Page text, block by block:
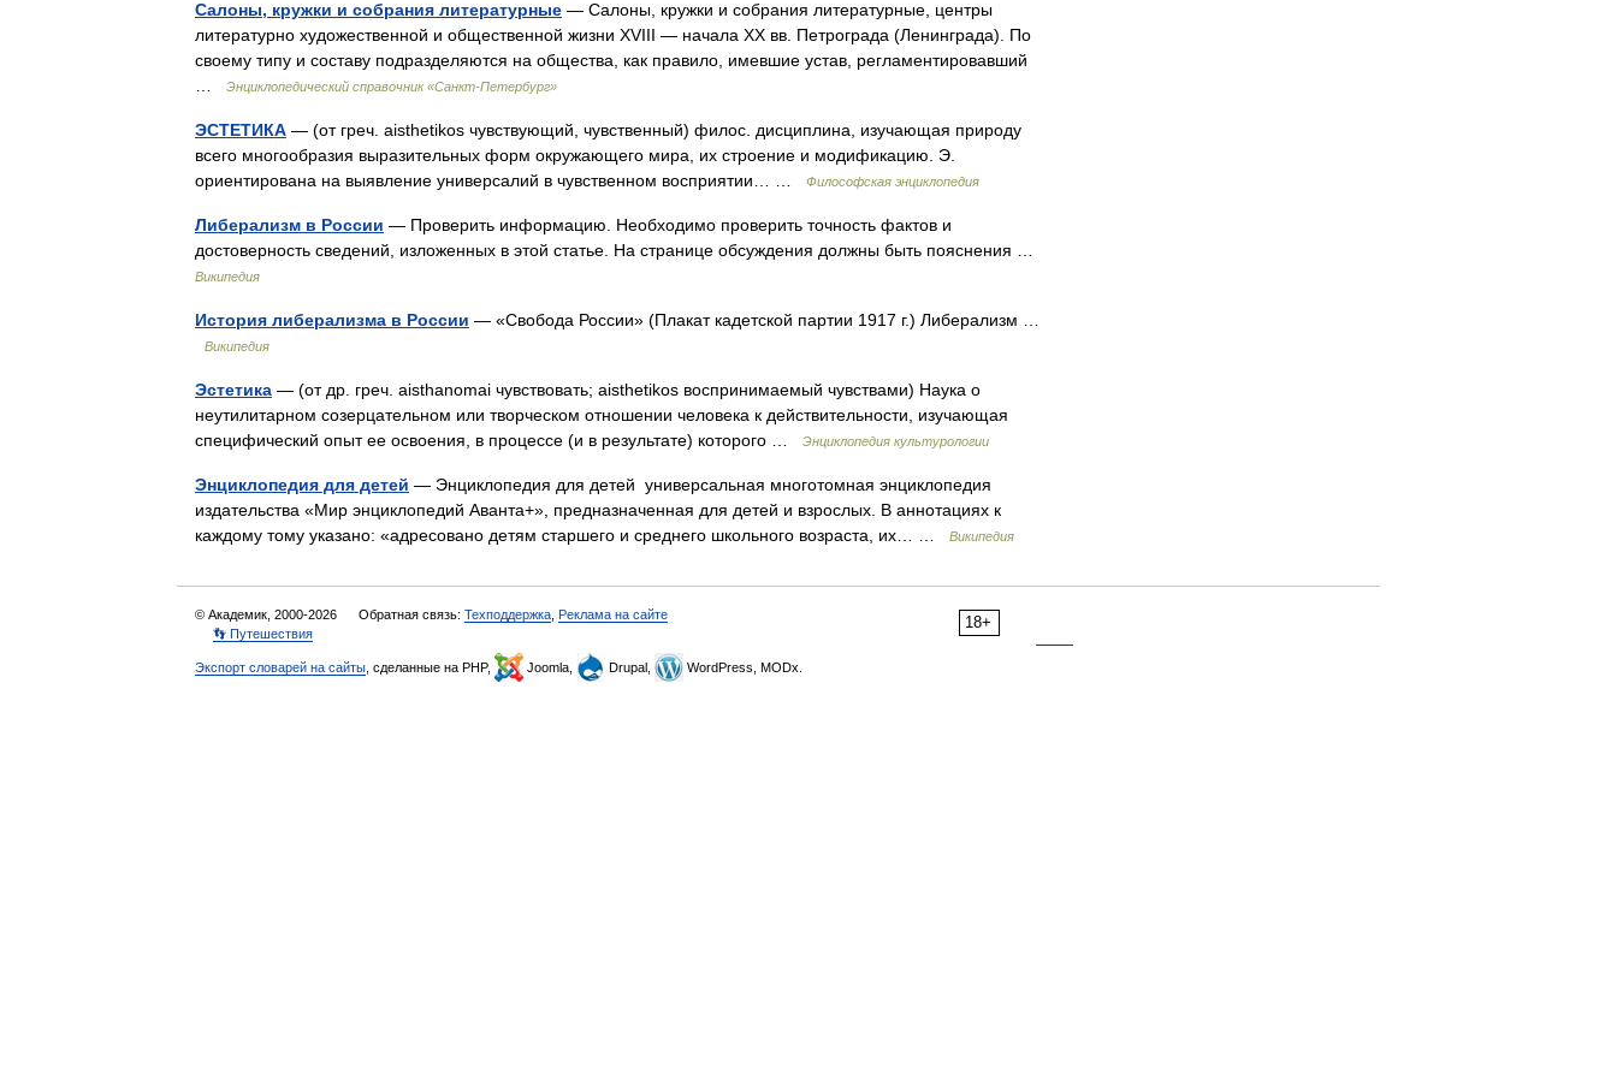
Салоны, кружки и собрания литературные — Салоны, кружки и собрания литературные, центры
литературно художественной и общественной жизни XVIII — начала XX вв. Петрограда (Ленинграда). По
своему типу и составу подразделяются на общества, как правило, имевшие устав, регламентировавший
Энциклопедический справочник «Санкт-Петербург»
ЭСТЕТИКА — (от греч. aisthetikos чувствующий, чувственный) филос. дисциплина, изучающая природу
всего многообразия выразительных форм окружающего мира, их строение и модификацию. Э.
ориентирована на выявление универсалий в чувственном восприятии… …
Философская энциклопедия
Либерализм в России — Проверить информацию. Необходимо проверить точность фактов и
достоверность сведений, изложенных в этой статье. На странице обсуждения должны быть пояснения …
Википедия
История либерализма в России — «Свобода России» (Плакат кадетской партии 1917 г.) Либерализм …
Википедия
Эстетика — (от др. греч. aisthanomai чувствовать; aisthetikos воспринимаемый чувствами) Наука о
неутилитарном созерцательном или творческом отношении человека к действительности, изучающая
специфический опыт ее освоения, в процессе (и в результате) которого …
Энциклопедия культурологии
Энциклопедия для детей — Энциклопедия для детей универсальная многотомная энциклопедия
издательства «Мир энциклопедий Аванта+», предназначенная для детей и взрослых. В аннотациях к
каждому тому указано: «адресовано детям старшего и среднего школьного возраста, их… …
Википедия
18+
© Академик, 2000-2026 Обратная связь: Техподдержка Реклама на сайте
👣 Путешествия
Экспорт словарей на сайты , сделанные на PHP, Joomla, Drupal, WordPress, MODx.